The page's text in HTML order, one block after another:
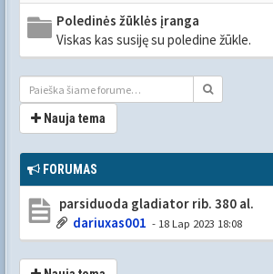
Poledinės žūklės įranga
Viskas kas susiję su poledine žūkle.
Nauja tema
FORUMAS
parsiduoda gladiator rib. 380 al.
dariuxas001 - 18 Lap 2023 18:08